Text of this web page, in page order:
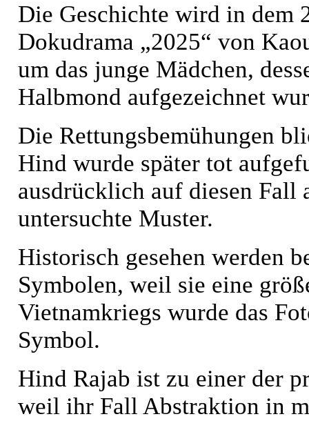
Die Geschichte wird in dem
Dokudrama „2025“ von
um das junge Mädchen,
Halbmond aufgezeichnet
Die Rettungsbemühungen
Hind wurde später tot
ausdrücklich auf diesen Fall
untersuchte Muster.
Historisch gesehen werden
Symbolen, weil sie eine
Vietnamkriegs wurde das
Symbol.
Hind Rajab ist zu einer der
weil ihr Fall Abstraktion in